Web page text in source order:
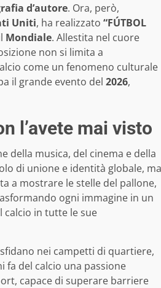
d’autore. Ora, però,
Uniti, ha realizzato “FÚTBOL
Mondiale. Allestita nel cuore
non si limita a
come un fenomeno culturale
il grande evento del 2026,
l’avete mai visto
della musica, del cinema e della
di unione e identità globale, ma
a mostrare le stelle del pallone,
ogni immagine in un
calcio in tutte le sue
nei campetti di quartiere,
fa del calcio una passione
capace di superare barriere